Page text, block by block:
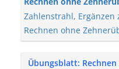
Zahlenstrahl, Ergänzen
Rechnen ohne
Übungsblatt: Rechnen